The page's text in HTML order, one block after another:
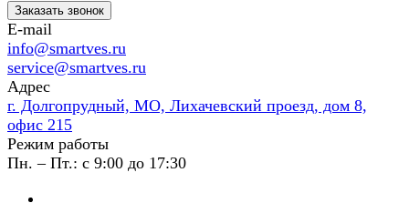
Заказать звонок
E-mail
info@smartves.ru
service@smartves.ru
Адрес
г. Долгопрудный, МО, Лихачевский проезд, дом 8,
офис 215
Режим работы
Пн. – Пт.: с 9:00 до 17:30